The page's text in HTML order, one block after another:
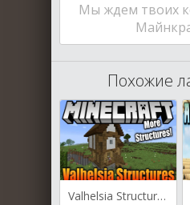
Мы ждем твоих
Похожие
Valhelsia Structures для Майнкрафт [1.21.1, 1.21, 1.20.1]